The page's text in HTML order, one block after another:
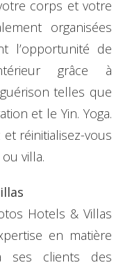
corps et votre
organisées
l’opportunité de
grâce à
telles que
et le Yin. Yoga.
réinitialisez-vous
villa.
Hotels & Villas
en matière
ses clients des